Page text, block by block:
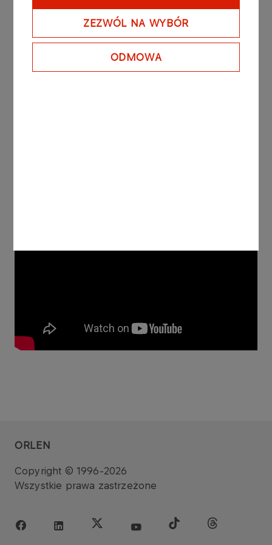
ZEZWÓL NA WYBÓR
ODMOWA
ludzi każdego dnia.
Dlaczego ORLEN?
ORLEN daje mi możliwość pracy przy projektach,
ORLEN
Copyright © 1996-2026
Wszystkie prawa zastrzeżone